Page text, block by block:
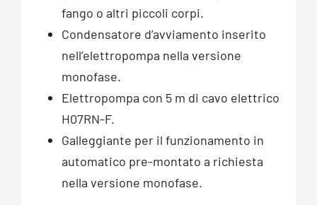
fango o altri piccoli corpi.
Condensatore d’avviamento inserito
nell’elettropompa nella versione
monofase.
Elettropompa con 5 m di cavo elettrico
H07RN-F.
Galleggiante per il funzionamento in
automatico pre-montato a richiesta
nella versione monofase.